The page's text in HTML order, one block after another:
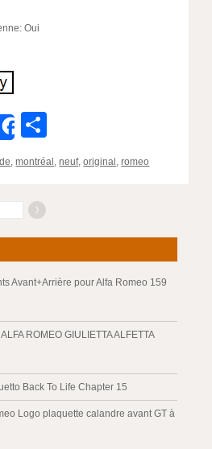
Oui
Share
,montréal ,neuf,original ,romeo
Avant+Arrière pour Alfa Romeo 159
ROMEO GIULIETTA ALFETTA
Back To Life Chapter 15
Logo plaquette calandre avant GT à